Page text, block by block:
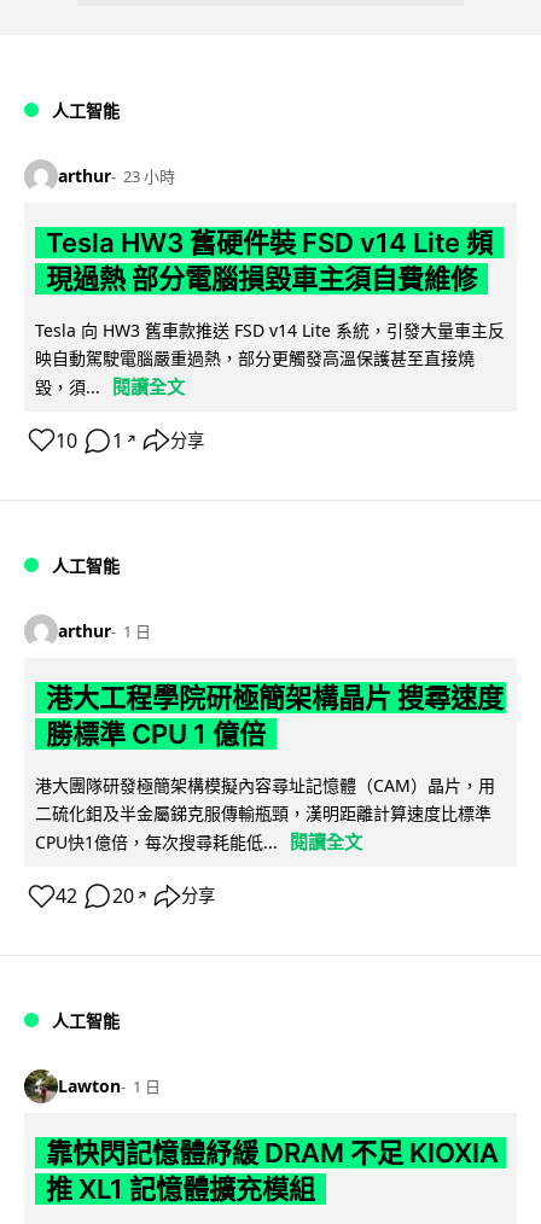
人工智能
arthur 23 小時
Tesla HW3 舊硬件裝 FSD v14 Lite 頻
現過熱 部分電腦損毀車主須自費維修
Tesla 向 HW3 舊車款推送 FSD v14 Lite 系統，引發大量車主反
映自動駕駛電腦嚴重過熱，部分更觸發高溫保護甚至直接燒
毀，須...
閱讀全文
10 1 ↗ 分享
人工智能
arthur 1 日
港大工程學院研極簡架構晶片 搜尋速度
勝標準 CPU 1 億倍
港大團隊研發極簡架構模擬內容尋址記憶體（CAM）晶片，用
二硫化鉬及半金屬銻克服傳輸瓶頸，漢明距離計算速度比標準
CPU快1億倍，每次搜尋耗能低...
閱讀全文
42 20 ↗ 分享
人工智能
Lawton 1 日
靠快閃記憶體紓緩 DRAM 不足 KIOXIA
推 XL1 記憶體擴充模組